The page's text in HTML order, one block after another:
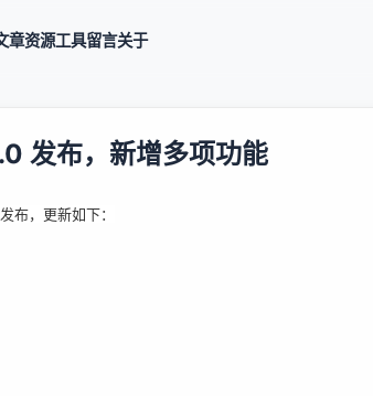
章资源工具留言关于
发布，新增多项功能
布，更新如下：